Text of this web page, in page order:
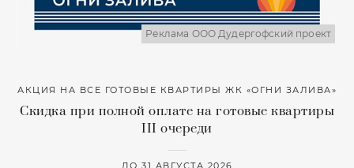
Реклама ООО Дудергофский проект
АКЦИЯ НА ВСЕ ГОТОВЫЕ КВАРТИРЫ ЖК «ОГНИ ЗАЛИВА»
Скидка при полной оплате на готовые квартиры
III очереди